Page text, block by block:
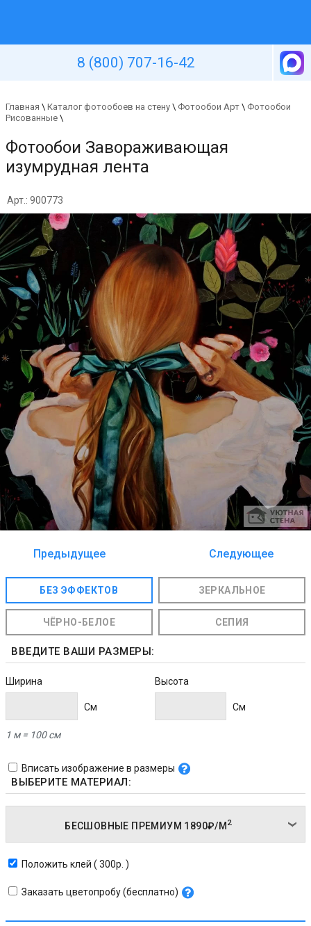
8 (800) 707-16-42
Главная \ Каталог фотообоев на стену \ Фотообои Арт \ Фотообои
Рисованные \
Фотообои Завораживающая
изумрудная лента
Арт.: 900773
Предыдущее
Следующее
БЕЗ ЭФФЕКТОВ ЗЕРКАЛЬНОЕ
ЧЁРНО-БЕЛОЕ СЕПИЯ
ВВЕДИТЕ ВАШИ РАЗМЕРЫ:
Ширина
Cм
Высота
Cм
1 м = 100 см
Вписать изображение в размеры
ВЫБЕРИТЕ МАТЕРИАЛ:
БЕСШОВНЫЕ ПРЕМИУМ 1890₽/М2
Положить клей ( 300р. )
Заказать цветопробу (бесплатно)